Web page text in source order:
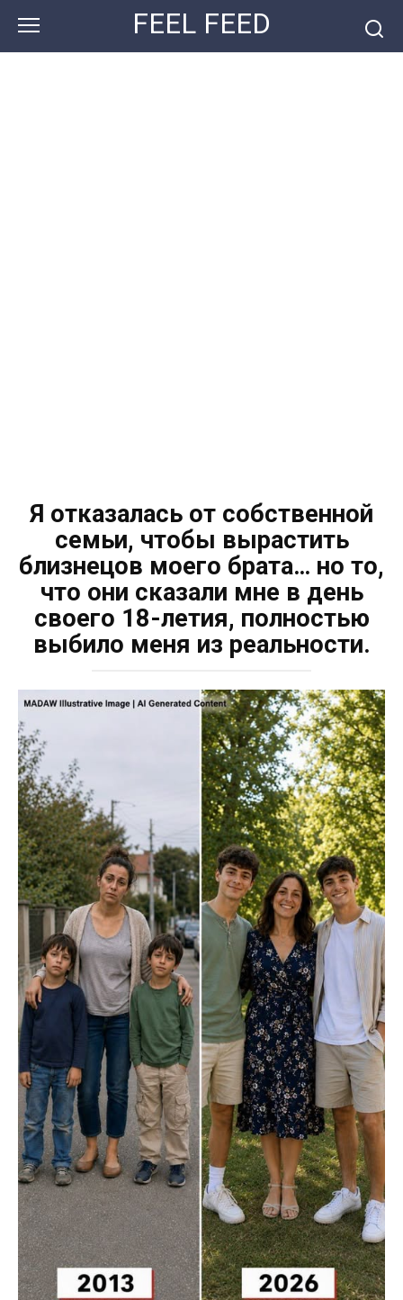
контенту
FEEL FEED
Я отказалась от собственной
семьи, чтобы вырастить
близнецов моего брата… но то,
что они сказали мне в день
своего 18-летия, полностью
выбило меня из реальности.